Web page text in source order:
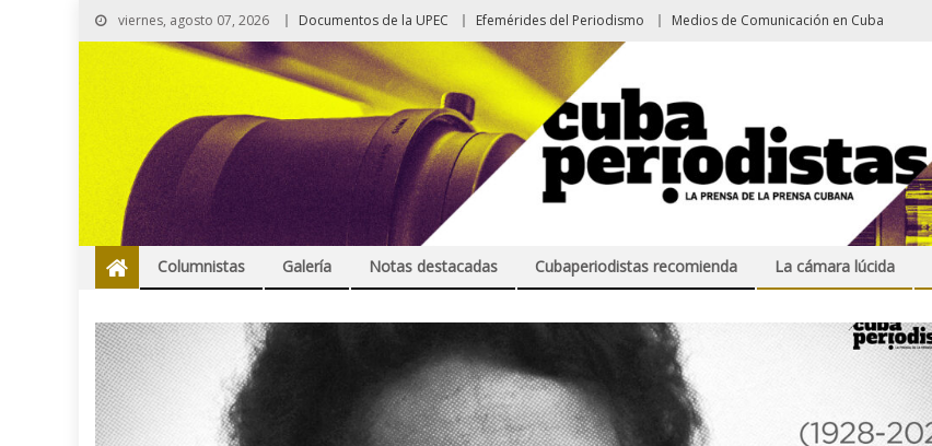
viernes, agosto 07, 2026 Documentos de la UPEC Efemérides del Periodismo Medios de Comunicación en Cuba
Columnistas Galería Notas destacadas Cubaperiodistas recomienda La cámara lúcida